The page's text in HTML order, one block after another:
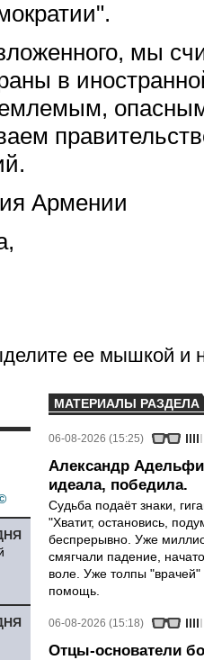
мы
в
Армении
ее мышкой и
МАТЕРИАЛЫ РАЗДЕЛА
06-08-2026 (15:25)
Александр
идеала, победила.
Судьба подаёт знаки,
"Хватит, остановись,
беспрерывно. Уже
смягчали падение,
воле. Уже толпы
помощь.
06-08-2026 (15:18)
Отцы-основатели